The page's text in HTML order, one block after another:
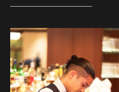
——————————